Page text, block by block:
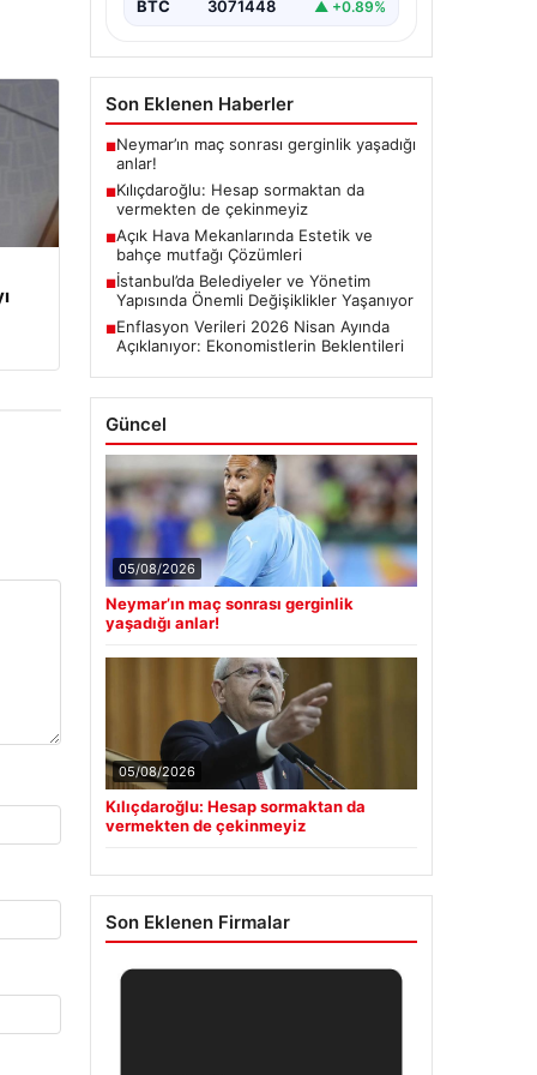
BTC 3071448 ▲ +0.89%
Son Eklenen Haberler
■Neymar’ın maç sonrası gerginlik yaşadığı
anlar!
■Kılıçdaroğlu: Hesap sormaktan da
vermekten de çekinmeyiz
■Açık Hava Mekanlarında Estetik ve
bahçe mutfağı Çözümleri
■İstanbul’da Belediyeler ve Yönetim
Yapısında Önemli Değişiklikler Yaşanıyor
■Enflasyon Verileri 2026 Nisan Ayında
Açıklanıyor: Ekonomistlerin Beklentileri
Güncel
05/08/2026
Neymar’ın maç sonrası gerginlik
yaşadığı anlar!
05/08/2026
Kılıçdaroğlu: Hesap sormaktan da
vermekten de çekinmeyiz
Son Eklenen Firmalar